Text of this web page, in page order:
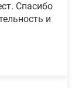
Спасибо
и